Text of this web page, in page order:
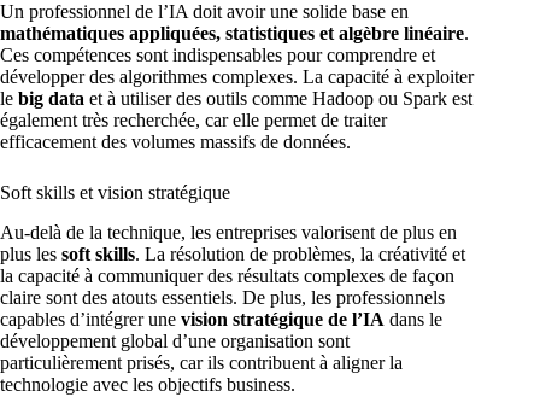
Un professionnel de l’IA doit avoir une solide base en
mathématiques appliquées, statistiques et algèbre linéaire.
Ces compétences sont indispensables pour comprendre et
développer des algorithmes complexes. La capacité à exploiter
le big data et à utiliser des outils comme Hadoop ou Spark est
également très recherchée, car elle permet de traiter
efficacement des volumes massifs de données.
Soft skills et vision stratégique
Au-delà de la technique, les entreprises valorisent de plus en
plus les soft skills. La résolution de problèmes, la créativité et
la capacité à communiquer des résultats complexes de façon
claire sont des atouts essentiels. De plus, les professionnels
capables d’intégrer une vision stratégique de l’IA dans le
développement global d’une organisation sont
particulièrement prisés, car ils contribuent à aligner la
technologie avec les objectifs business.